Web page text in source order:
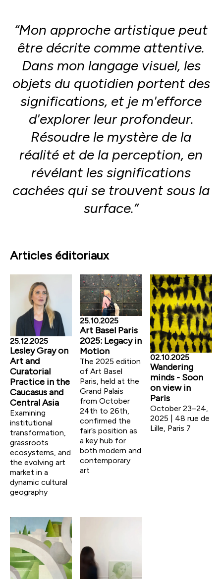
“Mon approche artistique peut
être décrite comme attentive.
Dans mon langage visuel, les
objets du quotidien portent des
significations, et je m'efforce
d'explorer leur profondeur.
Résoudre le mystère de la
réalité et de la perception, en
révélant les significations
cachées qui se trouvent sous la
surface.”
Articles éditoriaux
25.12.2025
Lesley Gray on
Art and
Curatorial
Practice in the
Caucasus and
Central Asia
Examining
institutional
transformation,
grassroots
ecosystems, and
the evolving art
market in a
dynamic cultural
geography
25.10.2025
Art Basel Paris
2025: Legacy in
Motion
The 2025 edition
of Art Basel
Paris, held at the
Grand Palais
from October
24th to 26th,
confirmed the
fair’s position as
a key hub for
both modern and
contemporary
art
02.10.2025
Wandering
minds - Soon
on view in
Paris
October 23–24,
2025 | 48 rue de
Lille, Paris 7